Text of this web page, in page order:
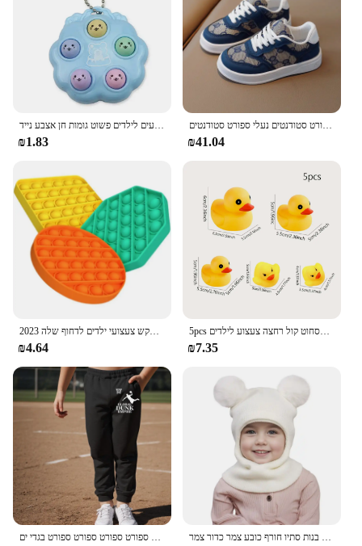
כיף ואק שומה מחזיקי מפתחות לחץ לקשקש צעצועי ילדים צעצועים לילדים פשוט גומות חן אצבע נייד Antistress צעצועים
₪1.83
ילדים נעלי מזדמנים האביב האביב אופנה חדש בנים רכים נעלי ספורט סטודנטים נעלי ספורט סטודנטים
₪41.04
2023 החדש פופ חושי צעצועי קשת דינוזאור לקשקש צעצועי ילדים לדחוף שלה Kawaii אוטיזם הצרכים רטוב משכך צעצועים
₪4.64
5pcs חמוד ברווז צעצועי מים לילדים רכים גומי לרחף לסחוט קול רחצה צעצוע לילדים
₪7.35
מכנסיים לילדים איכותיים מכנסיים מזדמנים חיצונית/חורף ספורט כדורסל ספורט ספורט ספורט ספורט בגדי ים כובעים חדשים בלקלאווה חמודים ילדים כפולות כובע אחד צעיף בנים בנות סתיו חורף כובע צמר כדור צמר